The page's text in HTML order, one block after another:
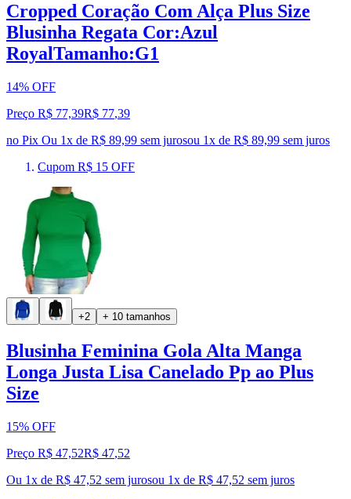
Cropped Coração Com Alça Plus Size
Blusinha Regata Cor:Azul
RoyalTamanho:G1
14% OFF
Preço R$ 77,39R$ 77,39
no Pix Ou 1x de R$ 89,99 sem jurosou 1x de R$ 89,99 sem juros
Cupom R$ 15 OFF
+2 + 10 tamanhos
Blusinha Feminina Gola Alta Manga
Longa Justa Lisa Canelado Pp ao Plus
Size
15% OFF
Preço R$ 47,52R$ 47,52
Ou 1x de R$ 47,52 sem jurosou 1x de R$ 47,52 sem juros